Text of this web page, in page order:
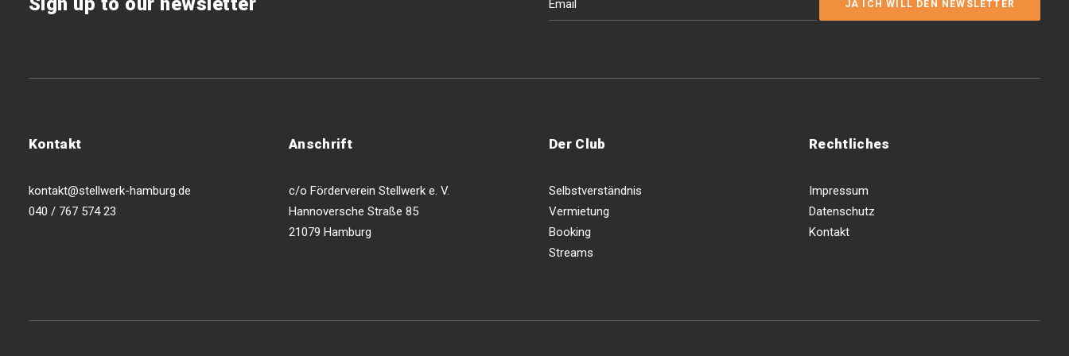
Kontakt
kontakt@stellwerk-hamburg.de
040 / 767 574 23
Anschrift
c/o Förderverein Stellwerk e. V.
Hannoversche Straße 85
21079 Hamburg
Der Club
Selbstverständnis
Vermietung
Booking
Streams
Rechtliches
Impressum
Datenschutz
Kontakt